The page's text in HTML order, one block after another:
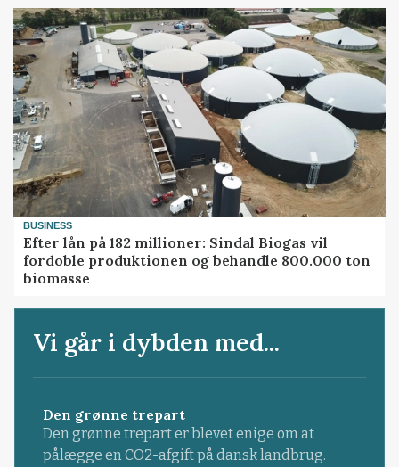
BUSINESS
Efter lån på 182 millioner: Sindal Biogas vil
fordoble produktionen og behandle 800.000 ton
biomasse
Vi går i dybden med...
Den grønne trepart
Den grønne trepart er blevet enige om at
pålægge en CO2-afgift på dansk landbrug.